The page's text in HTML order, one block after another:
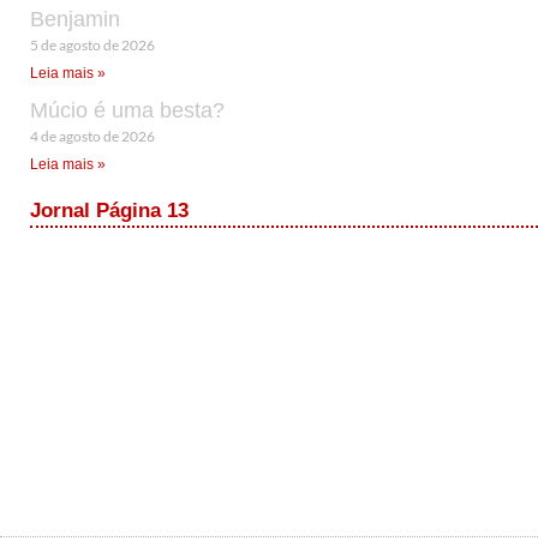
Benjamin
5 de agosto de 2026
Leia mais »
Múcio é uma besta?
4 de agosto de 2026
Leia mais »
Jornal Página 13